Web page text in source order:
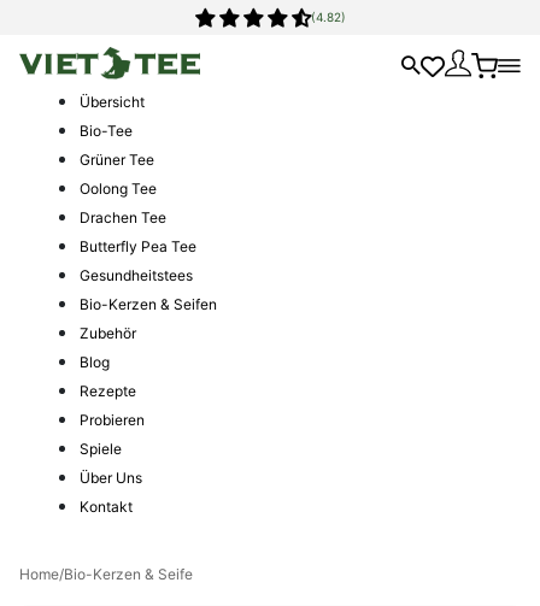
(4.82)
Übersicht
Bio-Tee
Grüner Tee
Oolong Tee
Drachen Tee
Butterfly Pea Tee
Gesundheitstees
Bio-Kerzen & Seifen
Zubehör
Blog
Rezepte
Probieren
Spiele
Über Uns
Kontakt
Home/Bio-Kerzen & Seife